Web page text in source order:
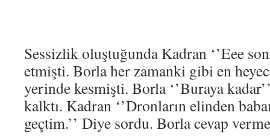
Sessizlik oluştuğunda Kadran ‘’Eee
etmişti. Borla her zamanki gibi en
yerinde kesmişti. Borla ‘’Buraya
kalktı. Kadran ‘’Dronların elinden
geçtim.’’ Diye sordu. Borla cevap